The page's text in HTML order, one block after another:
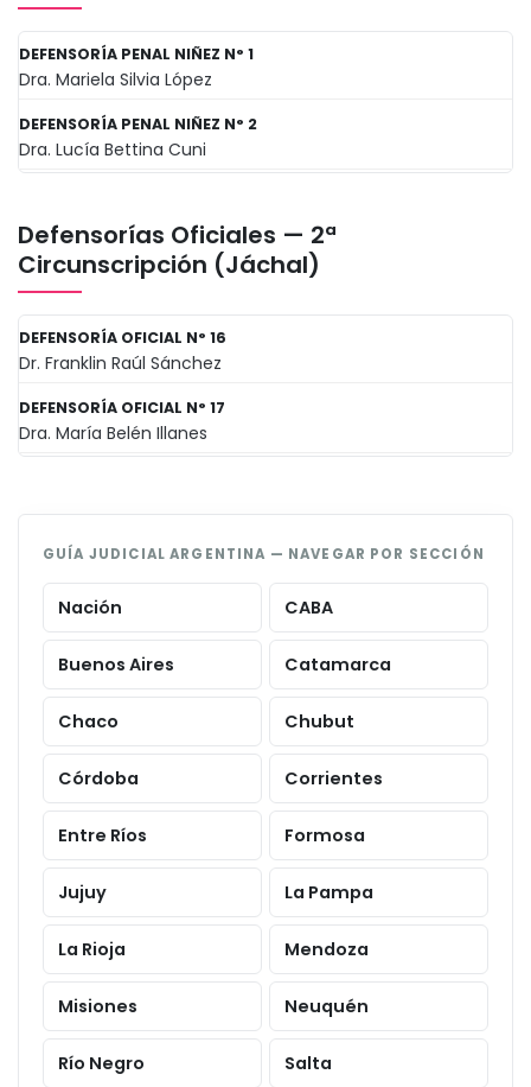
DEFENSORÍA PENAL NIÑEZ N° 1
Dra. Mariela Silvia López
DEFENSORÍA PENAL NIÑEZ N° 2
Dra. Lucía Bettina Cuni
Defensorías Oficiales — 2ª
Circunscripción (Jáchal)
DEFENSORÍA OFICIAL N° 16
Dr. Franklin Raúl Sánchez
DEFENSORÍA OFICIAL N° 17
Dra. María Belén Illanes
GUÍA JUDICIAL ARGENTINA — NAVEGAR POR SECCIÓN
Nación CABA
Buenos Aires Catamarca
Chaco Chubut
Córdoba Corrientes
Entre Ríos Formosa
Jujuy La Pampa
La Rioja Mendoza
Misiones Neuquén
Río Negro Salta